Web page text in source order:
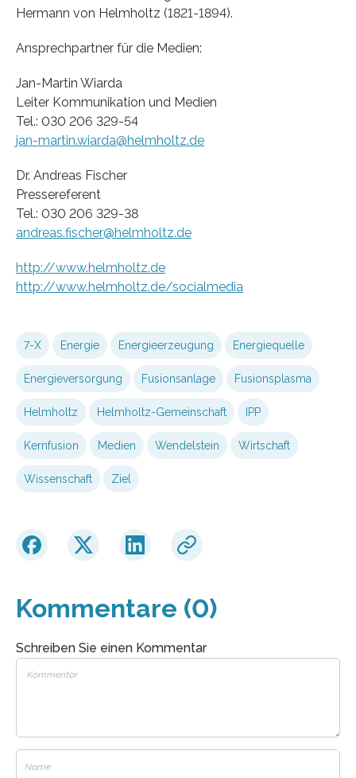
Hermann von Helmholtz (1821-1894).
Ansprechpartner für die Medien:
Jan-Martin Wiarda
Leiter Kommunikation und Medien
Tel.: 030 206 329-54
jan-martin.wiarda@helmholtz.de
Dr. Andreas Fischer
Pressereferent
Tel.: 030 206 329-38
andreas.fischer@helmholtz.de
http://www.helmholtz.de
http://www.helmholtz.de/socialmedia
7-X Energie Energieerzeugung Energiequelle
Energieversorgung Fusionsanlage Fusionsplasma
Helmholtz Helmholtz-Gemeinschaft IPP
Kernfusion Medien Wendelstein Wirtschaft
Wissenschaft Ziel
Kommentare (0)
Schreiben Sie einen Kommentar